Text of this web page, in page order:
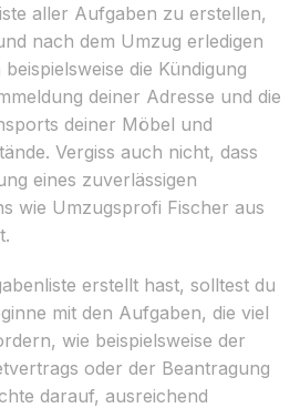
aller Aufgaben zu erstellen,
nach dem Umzug erledigen
die Kündigung
deiner Adresse und die
deiner Möbel und
Vergiss auch nicht, dass
eines zuverlässigen
wie Umzugsprofi Fischer aus
erstellt hast, solltest du
mit den Aufgaben, die viel
wie beispielsweise der
oder der Beantragung
darauf, ausreichend